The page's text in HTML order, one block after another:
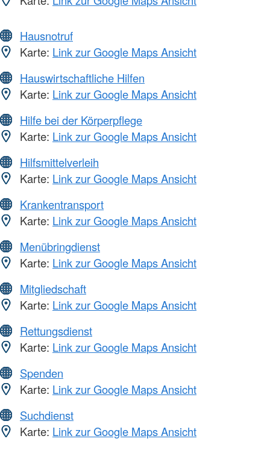
Hausnotruf
Karte: Link zur Google Maps Ansicht
Hauswirtschaftliche Hilfen
Karte: Link zur Google Maps Ansicht
Hilfe bei der Körperpflege
Karte: Link zur Google Maps Ansicht
Hilfsmittelverleih
Karte: Link zur Google Maps Ansicht
Krankentransport
Karte: Link zur Google Maps Ansicht
Menübringdienst
Karte: Link zur Google Maps Ansicht
Mitgliedschaft
Karte: Link zur Google Maps Ansicht
Rettungsdienst
Karte: Link zur Google Maps Ansicht
Spenden
Karte: Link zur Google Maps Ansicht
Suchdienst
Karte: Link zur Google Maps Ansicht